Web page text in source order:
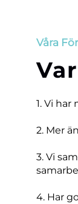
Våra
1. Vi
2. Mer
3. Vi
4. Har